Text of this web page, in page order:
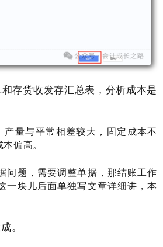
存货收发存汇总表，分析成本是
量与平常相差较大，固定成本不
偏高。
问题，需要调整单据，那结账工作
一块儿后面单独写文章详细讲，本
。